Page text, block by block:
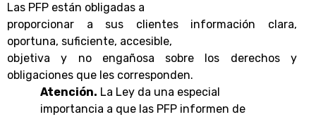
Las PFP están obligadas a
proporcionar a sus clientes información clara,
oportuna, suficiente, accesible,
objetiva y no engañosa sobre los derechos y
obligaciones que les corresponden.
Atención. La Ley da una especial
importancia a que las PFP informen de